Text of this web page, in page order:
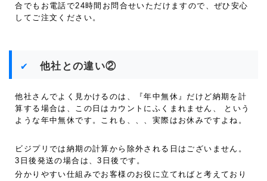
合でもお電話で24時間お問合せいただけますので、ぜひ安心
してご注文ください。
他社との違い②
他社さんでよく見かけるのは、『年中無休』だけど納期を計
算する場合は、この日はカウントにふくまれません、 という
ような年中無休です。これも、、、実際はお休みですよね。
ビジプリでは納期の計算から除外される日はございません。
3日後発送の場合は、3日後です。
分かりやすい仕組みでお客様のお役に立てればと考えており